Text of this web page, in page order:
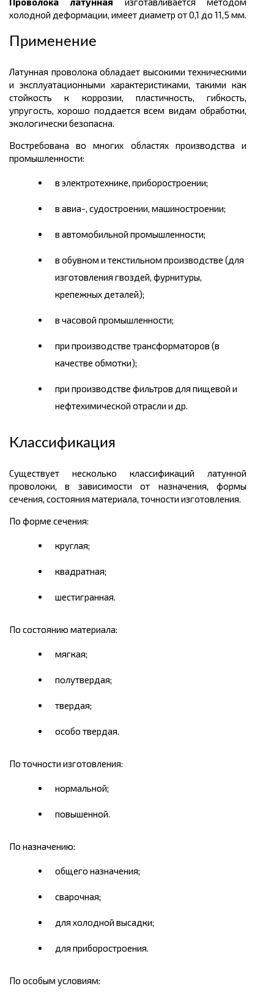
холодной деформации, имеет диаметр от 0,1 до 11,5 мм.
Применение
Латунная проволока обладает высокими техническими
и эксплуатационными характеристиками, такими как
стойкость к коррозии, пластичность, гибкость,
упругость, хорошо поддается всем видам обработки,
экологически безопасна.
Востребована во многих областях производства и
промышленности:
в электротехнике, приборостроении;
в авиа-, судостроении, машиностроении;
в автомобильной промышленности;
в обувном и текстильном производстве (для
изготовления гвоздей, фурнитуры,
крепежных деталей);
в часовой промышленности;
при производстве трансформаторов (в
качестве обмотки);
при производстве фильтров для пищевой и
нефтехимической отрасли и др.
Классификация
Существует несколько классификаций латунной
проволоки, в зависимости от назначения, формы
сечения, состояния материала, точности изготовления.
По форме сечения:
круглая;
квадратная;
шестигранная.
По состоянию материала:
мягкая;
полутвердая;
твердая;
особо твердая.
По точности изготовления:
нормальной;
повышенной.
По назначению:
общего назначения;
сварочная;
для холодной высадки;
для приборостроения.
По особым условиям: